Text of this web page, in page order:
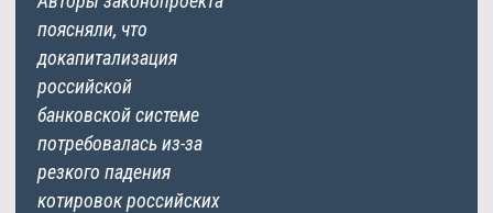
поясняли, что
докапитализация
российской
банковской системе
потребовалась из-за
резкого падения
котировок российских